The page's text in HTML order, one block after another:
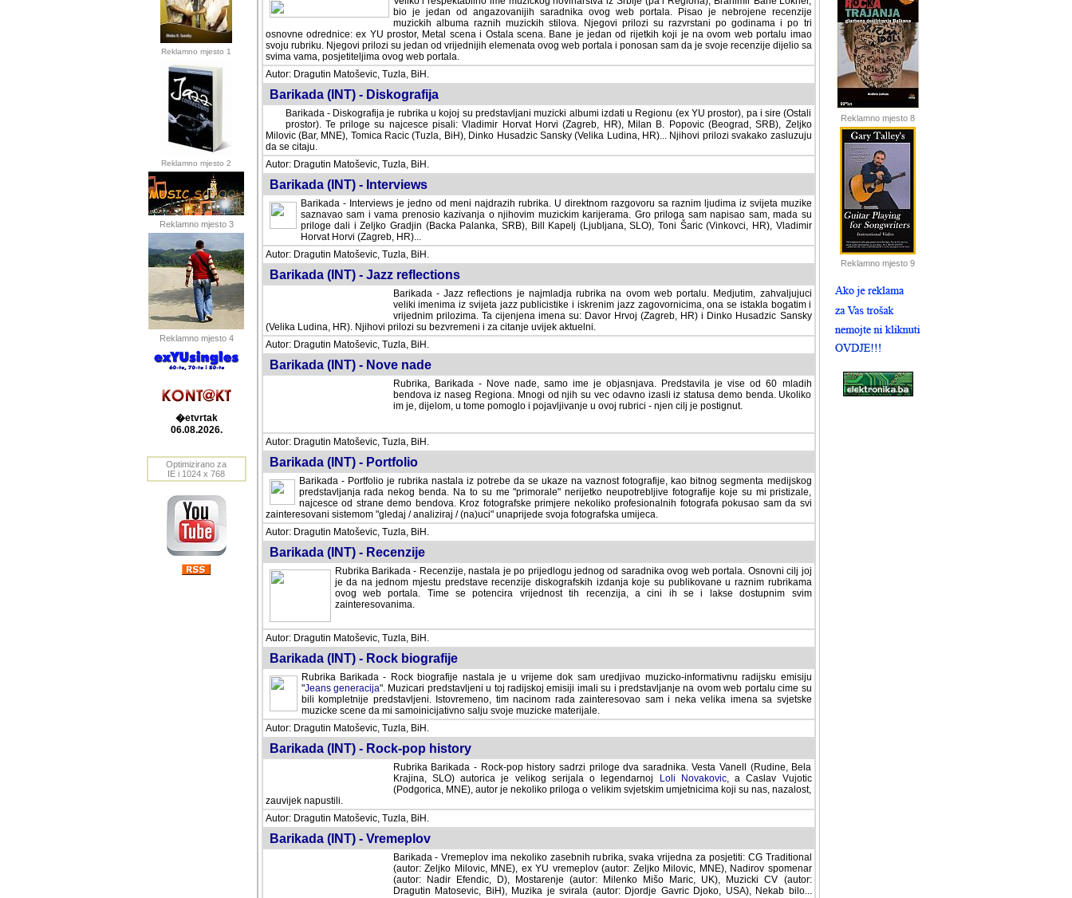
Reklamno mjesto 1
Reklamno mjesto 2
Reklamno mjesto 3
Reklamno mjesto 4
�etvrtak
06.08.2026.
Optimizirano za
IE i 1024 x 768
bio je jedan od angazovanijih saradnika ovog web portala. Pisao je nebrojene recenzije muzickih
albuma raznih muzickih stilova. Njegovi prilozi su razvrstani po godinama i po tri osnovne
odrednice: ex YU prostor, Metal scena i Ostala scena. Bane je jedan od rijetkih koji je na ovom web portalu imao svoju rubriku.
Njegovi prilozi su jedan od vrijednijih elemenata ovog web portala i ponosan sam da je svoje recenzije dijelio sa svima vama,
posjetiteljima ovog web portala.
Autor: Dragutin Matoševic, Tuzla, BiH.
Barikada (INT) - Diskografija
Barikada - Diskografija je rubrika u kojoj su predstavljani muzicki albumi izdati u Regionu (ex YU prostor), pa i sire (Ostali
prostor). Te priloge su najcesce pisali: Vladimir Horvat Horvi (Zagreb, HR), Milan B. Popovic (Beograd, SRB), Zeljko Milovic
(Bar, MNE), Tomica Racic (Tuzla, BiH), Dinko Husadzic Sansky (Velika Ludina, HR)... Njihovi prilozi svakako zasluzuju da se
citaju.
Autor: Dragutin Matoševic, Tuzla, BiH.
Barikada (INT) - Interviews
Barikada - Interviews je jedno od meni najdrazih rubrika. U direktnom razgovoru sa raznim ljudima iz svijeta muzike
saznavao sam i vama prenosio kazivanja o njihovim muzickim karijerama. Gro priloga sam napisao sam, mada su
priloge dali i Zeljko Gradjin (Backa Palanka, SRB), Bill Kapelj (Ljubljana, SLO), Toni Šaric (Vinkovci, HR), Vladimir
Horvat Horvi (Zagreb, HR)...
Autor: Dragutin Matoševic, Tuzla, BiH.
Barikada (INT) - Jazz reflections
Barikada - Jazz reflections je najmladja rubrika na ovom web portalu. Medjutim, zahvaljujuci veliki
imenima iz svijeta jazz publicistike i iskrenim jazz zagovornicima, ona se istakla bogatim i
vrijednim prilozima. Ta cijenjena imena su: Davor Hrvoj (Zagreb, HR) i Dinko Husadzic Sansky
(Velika Ludina, HR). Njihovi prilozi su bezvremeni i za citanje uvijek aktuelni.
Autor: Dragutin Matoševic, Tuzla, BiH.
Barikada (INT) - Nove nade
Rubrika, Barikada - Nove nade, samo ime je objasnjava. Predstavila je vise od 60 mladih
bendova iz naseg Regiona. Mnogi od njih su vec odavno izasli iz statusa demo benda. Ukoliko im
je, dijelom, u tome pomoglo i pojavljivanje u ovoj rubrici - njen cilj je postignut.
Autor: Dragutin Matoševic, Tuzla, BiH.
Barikada (INT) - Portfolio
Barikada - Portfolio je rubrika nastala iz potrebe da se ukaze na vaznost fotografije, kao bitnog segmenta medijskog
predstavljanja rada nekog benda. Na to su me "primorale" nerijetko neupotrebljive fotografije koje su mi pristizale,
najcesce od strane demo bendova. Kroz fotografske primjere nekoliko profesionalnih fotografa pokusao sam da svi
zainteresovani sistemom "gledaj / analiziraj / (na)uci" unaprijede svoja fotografska umijeca.
Autor: Dragutin Matoševic, Tuzla, BiH.
Barikada (INT) - Recenzije
Rubrika Barikada - Recenzije, nastala je po prijedlogu jednog od saradnika ovog web portala. Osnovni cilj joj
je da na jednom mjestu predstave recenzije diskografskih izdanja koje su publikovane u raznim rubrikama
ovog web portala. Time se potencira vrijednost tih recenzija, a cini ih se i lakse dostupnim svim
zainteresovanima.
Autor: Dragutin Matoševic, Tuzla, BiH.
Barikada (INT) - Rock biografije
Rubrika Barikada - Rock biografije nastala je u vrijeme dok sam uredjivao muzicko-informativnu radijsku emisiju
"Jeans generacija". Muzicari predstavljeni u toj radijskoj emisiji imali su i predstavljanje na ovom web portalu cime su
bili kompletnije predstavljeni. Istovremeno, tim nacinom rada zainteresovao sam i neka velika imena sa svjetske
muzicke scene da mi samoinicijativno salju svoje muzicke materijale.
Autor: Dragutin Matoševic, Tuzla, BiH.
Barikada (INT) - Rock-pop history
Rubrika Barikada - Rock-pop history sadrzi priloge dva saradnika. Vesta Vanell (Rudine, Bela
Krajina, SLO) autorica je velikog serijala o legendarnoj
Loli Novakovic, a Caslav Vujotic
(Podgorica, MNE), autor je nekoliko priloga o velikim svjetskim umjetnicima koji su nas, nazalost,
zauvijek napustili.
Autor: Dragutin Matoševic, Tuzla, BiH.
Barikada (INT) - Vremeplov
Barikada - Vremeplov ima nekoliko zasebnih rubrika, svaka vrijedna za posjetiti: CG Traditional
(autor: Zeljko Milovic, MNE), ex YU vremeplov (autor: Zeljko Milovic, MNE), Nadirov spomenar
(autor: Nadir Efendic, D), Mostarenje (autor: Milenko Mišo Maric, UK), Muzicki CV (autor: Dragutin
Matosevic, BiH), Muzika je svirala (autor: Djordje Gavric Djoko, USA), Nekab bilo... (autor:
Reklamno mjesto 8
Reklamno mjesto 9